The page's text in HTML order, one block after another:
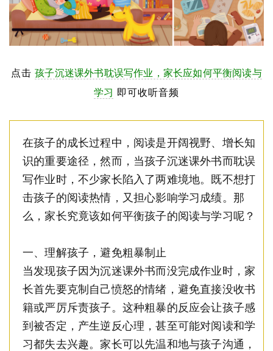
点击孩子沉迷课外书耽误写作业，家长应如何平衡阅读与
学习 即可收听音频
在孩子的成长过程中，阅读是开阔视野、增长知
识的重要途径，然而，当孩子沉迷课外书而耽误
写作业时，不少家长陷入了两难境地。既不想打
击孩子的阅读热情，又担心影响学习成绩。那
么，家长究竟该如何平衡孩子的阅读与学习呢？
一、理解孩子，避免粗暴制止
当发现孩子 因为沉迷课外书而没完成作业时，家
长首先要克制自己愤怒的情绪，避免直接没收书
籍或严厉斥责孩子。这种粗暴的反应会让孩子感
到被否定，产生逆反心理，甚至可能对阅读和学
习都失去兴趣。家长可以先温和地与孩子沟通，